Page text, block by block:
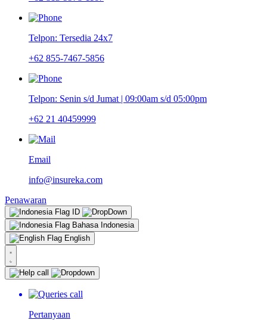
Telpon: Tersedia 24x7
+62 855-7467-5856
Telpon: Senin s/d Jumat | 09:00am s/d 05:00pm
+62 21 40459999
Email
info@insureka.com
Penawaran
ID
Bahasa Indonesia
English
Pertanyaan